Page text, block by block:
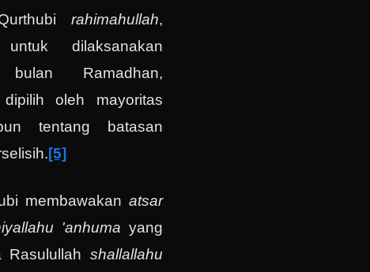
rahimahullah,
dilaksanakan
Ramadhan,
oleh mayoritas
tentang batasan
[5]
membawakan atsar
'anhuma yang
Rasulullah shallallahu